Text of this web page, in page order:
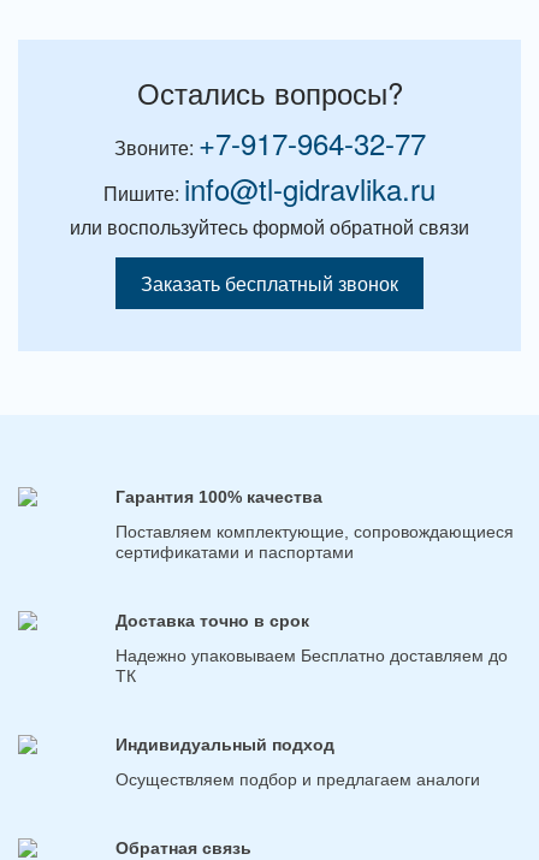
Остались вопросы?
Звоните: +7-917-964-32-77
Пишите: info@tl-gidravlika.ru
или воспользуйтесь формой обратной связи
Заказать бесплатный звонок
Гарантия 100% качества
Поставляем комплектующие, сопровождающиеся
сертификатами и паспортами
Доставка точно в срок
Надежно упаковываем Бесплатно доставляем до
ТК
Индивидуальный подход
Осуществляем подбор и предлагаем аналоги
Обратная связь